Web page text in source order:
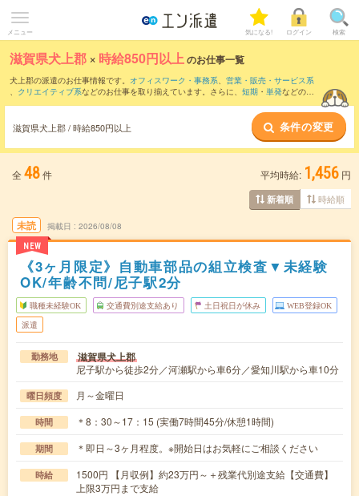
メニュー 気になる! ログイン 検索
滋賀県犬上郡 × 時給850円以上のお仕事一覧
犬上郡の派遣のお仕事情報です。 オフィスワーク・事務系、 営業・販売・サービス系
、 クリエイティブ系などのお仕事を取り揃えています。さらに、 短期 ・ 単発などの期
時給1100円以上 ・1800円以上の求人はこちら
当サイトでは法令を遵守し、最低賃金以上の求人のみを掲載しています。
滋賀県犬上郡 / 時給850円以上 条件の変更
全 48件 平均時給: 1,456 円
新着順 時給順
未読
NEW
掲載日 2026/08/08
《3ヶ月限定》自動車部品の組立検査▼未経験
OK/年齢不問/尼子駅2分
職種未経験OK 交通費別途支給あり 土日祝日が休み WEB登録OK
派遣
勤務地 滋賀県犬上郡
尼子駅から徒歩2分／河瀬駅から車6分／愛知川駅から車10分
曜日頻度 月～金曜日
時間 ＊8：30～17：15 (実働7時間45分/休憩1時間)
期間 ＊即日～3ヶ月程度。※開始日はお気軽にご相談ください
時給
1500円 【月収例】約23万円～＋残業代別途支給【交通費】
上限3万円まで支給